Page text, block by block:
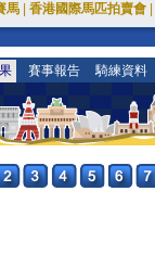
馬 香港國際馬匹拍賣會
賽事報告 騎練資料